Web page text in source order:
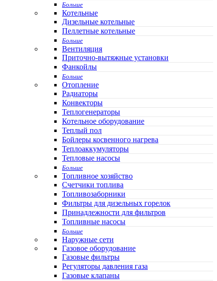
Больше
Котельные
Дизельные котельные
Пеллетные котельные
Больше
Вентиляция
Приточно-вытяжные установки
Фанкойлы
Больше
Отопление
Радиаторы
Конвекторы
Теплогенераторы
Котельное оборудование
Теплый пол
Бойлеры косвенного нагрева
Теплоаккумуляторы
Тепловые насосы
Больше
Топливное хозяйство
Счетчики топлива
Топливозаборники
Фильтры для дизельных горелок
Принадлежности для фильтров
Топливные насосы
Больше
Наружные сети
Газовое оборудование
Газовые фильтры
Регуляторы давления газа
Газовые клапаны